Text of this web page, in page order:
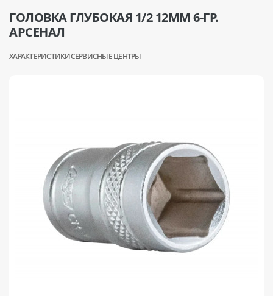
ГОЛОВКА ГЛУБОКАЯ 1/2 12ММ 6-ГР.
АРСЕНАЛ
ХАРАКТЕРИСТИКИСЕРВИСНЫЕ ЦЕНТРЫ